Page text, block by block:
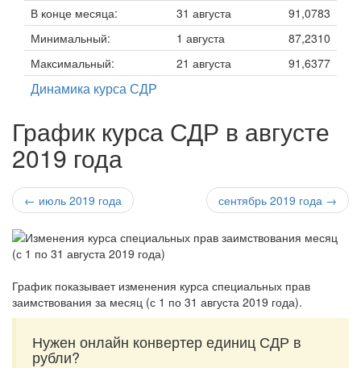
В конце месяца:
31 августа
91,0783
Минимальный:
1 августа
87,2310
Максимальный:
21 августа 91,6377
Динамика курса СДР
График курса СДР в августе
2019 года
← июль 2019 года сентябрь 2019 года →
График показывает изменения курса специальных прав
заимствования за месяц (с 1 по 31 августа 2019 года).
Нужен онлайн конвертер единиц СДР в
рубли?